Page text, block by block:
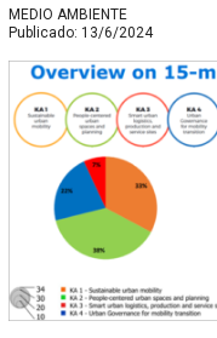
MEDIO AMBIENTE
Publicado: 13/6/2024